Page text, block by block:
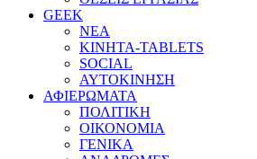
GEEK
ΝΕΑ
ΚΙΝΗΤΑ-TABLETS
SOCIAL
ΑΥΤΟΚΙΝΗΣΗ
ΑΦΙΕΡΩΜΑΤΑ
ΠΟΛΙΤΙΚΗ
ΟΙΚΟΝΟΜΙΑ
ΓΕΝΙΚΑ